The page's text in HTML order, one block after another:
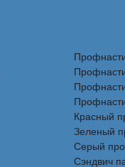
Красный
Зеленый
Серый
Сэндвич